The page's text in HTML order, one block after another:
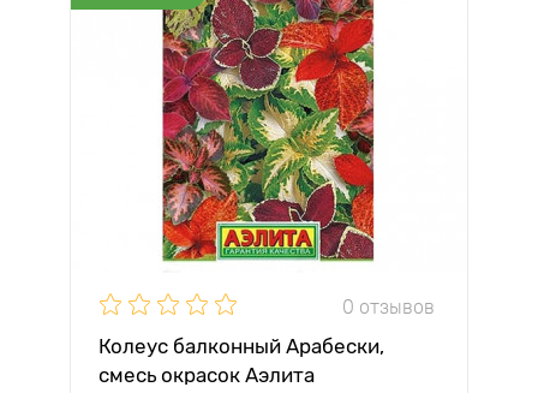
0 отзывов
Колеус балконный Арабески,
смесь окрасок Аэлита